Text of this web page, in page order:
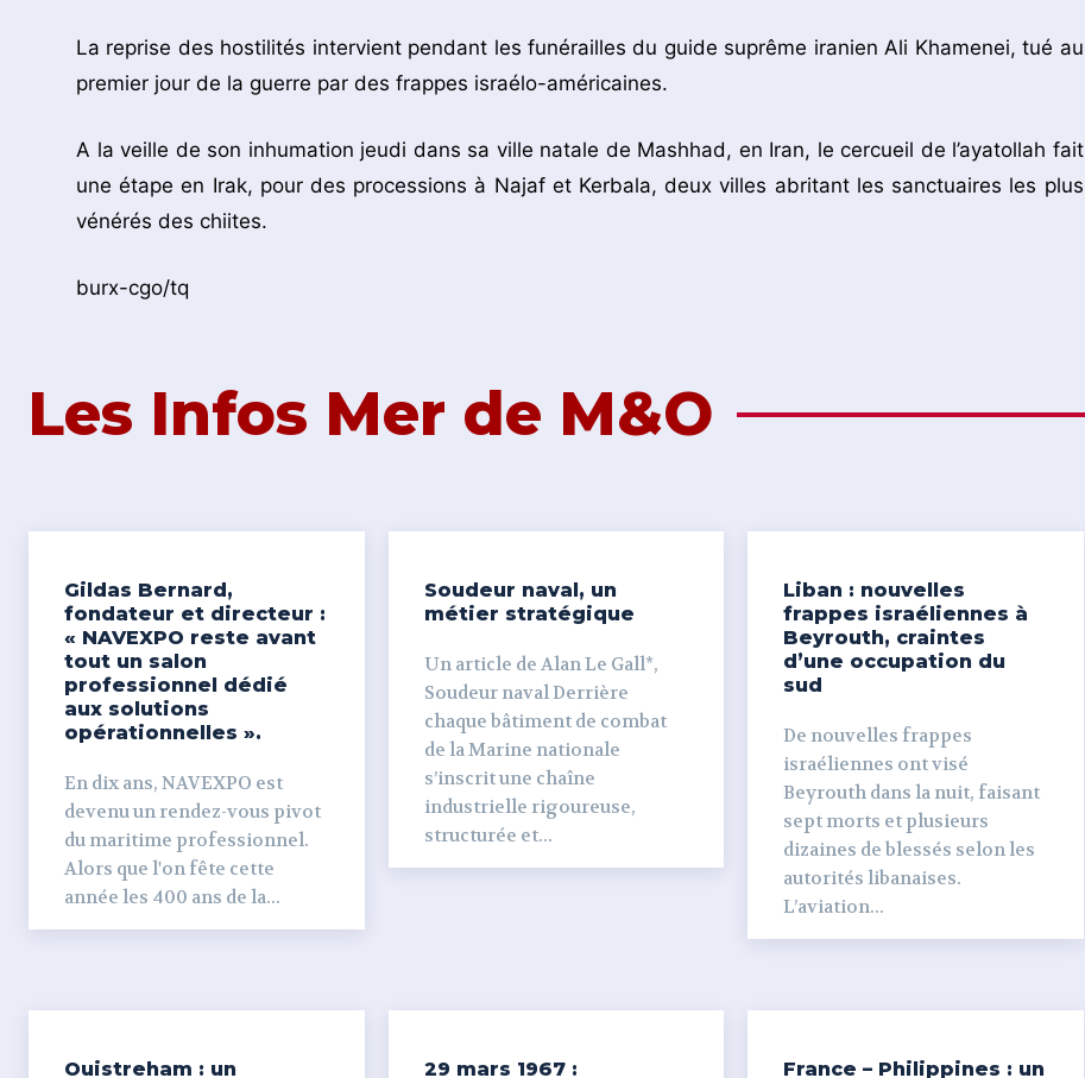
La reprise des hostilités intervient pendant les funérailles du guide suprême iranien Ali Khamenei, tué au
premier jour de la guerre par des frappes israélo-américaines.
A la veille de son inhumation jeudi dans sa ville natale de Mashhad, en Iran, le cercueil de l’ayatollah fait
une étape en Irak, pour des processions à Najaf et Kerbala, deux villes abritant les sanctuaires les plus
vénérés des chiites.
burx-cgo/tq
Les Infos Mer de M&O
Gildas Bernard,
fondateur et directeur :
« NAVEXPO reste avant
tout un salon
professionnel dédié
aux solutions
opérationnelles ».
En dix ans, NAVEXPO est
devenu un rendez-vous pivot
du maritime professionnel.
Alors que l'on fête cette
année les 400 ans de la...
Soudeur naval, un
métier stratégique
Un article de Alan Le Gall*,
Soudeur naval Derrière
chaque bâtiment de combat
de la Marine nationale
s’inscrit une chaîne
industrielle rigoureuse,
structurée et...
Liban : nouvelles
frappes israéliennes à
Beyrouth, craintes
d’une occupation du
sud
De nouvelles frappes
israéliennes ont visé
Beyrouth dans la nuit, faisant
sept morts et plusieurs
dizaines de blessés selon les
autorités libanaises.
L’aviation...
Ouistreham : un 29 mars 1967 : France – Philippines : un